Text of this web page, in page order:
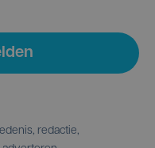
redactie,